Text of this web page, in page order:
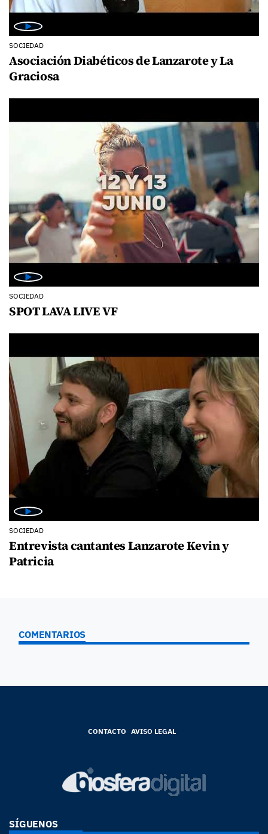
SOCIEDAD
Asociación Diabéticos de Lanzarote y La
Graciosa
SOCIEDAD
SPOT LAVA LIVE VF
SOCIEDAD
Entrevista cantantes Lanzarote Kevin y
Patricia
COMENTARIOS
CONTACTO AVISO LEGAL
SÍGUENOS